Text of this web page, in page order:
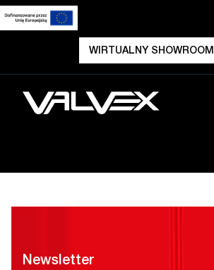
WIRTUALNY SHOWROOM
Newsletter